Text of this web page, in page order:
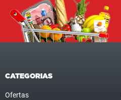
CATEGORIAS
Ofertas